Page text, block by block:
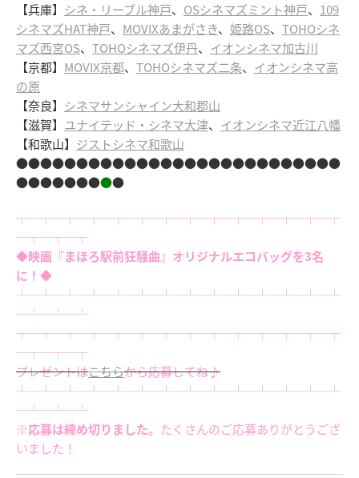
【兵庫】 シネ・リーブル神戸、 OSシネマズミント神戸、 109
シネマズHAT神戸、 MOVIXあまがさき、 姫路OS、 TOHOシネ
マズ西宮OS、 TOHOシネマズ伊丹、 イオンシネマ加古川
【京都】 MOVIX京都、 TOHOシネマズ二条、 イオンシネマ高
の原
【奈良】 シネマサンシャイン大和郡山
【滋賀】 ユナイテッド・シネマ大津、 イオンシネマ近江八幡
【和歌山】 ジストシネマ和歌山
●●●●●●●●●●●●●●●●●●●●●●●●●●●
●●●●●●●●●
┬─┬─┬─┬─┬─┬─┬─┬─┬─┬─┬─┬─┬─┬
─┬─┬─┬
◆映画『まほろ駅前狂騒曲』オリジナルエコバッグを3名
に！◆
┴─┴─┴─┴─┴─┴─┴─┴─┴─┴─┴─┴─┴─┴
─┴─┴─┴
┬─┬─┬─┬─┬─┬─┬─┬─┬─┬─┬─┬─┬─┬
─┬─┬─┬
プレゼントはこちらから応募してね♪
┴─┴─┴─┴─┴─┴─┴─┴─┴─┴─┴─┴─┴─┴
─┴─┴─┴
※応募は締め切りました。 たくさんのご応募ありがとうござ
いました！